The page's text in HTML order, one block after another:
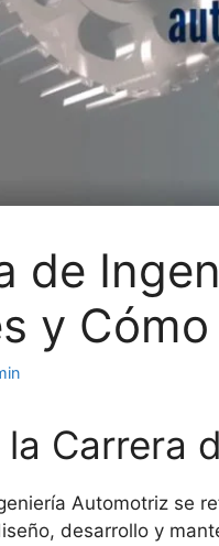
de
y
la Carrera
Automotriz se
desarrollo y